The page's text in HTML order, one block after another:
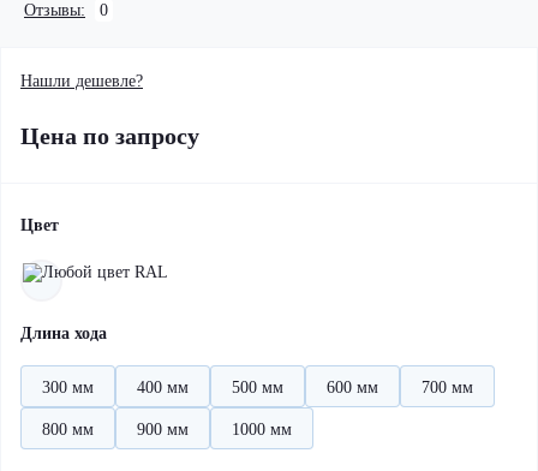
Отзывы: 0
Нашли дешевле?
Цена по запросу
Цвет
Длина хода
300 мм 400 мм 500 мм 600 мм 700 мм
800 мм 900 мм 1000 мм